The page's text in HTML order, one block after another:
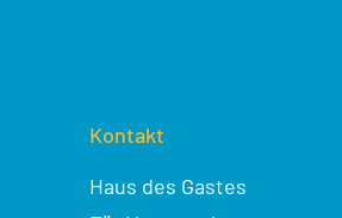
Kontakt
Haus des Gastes